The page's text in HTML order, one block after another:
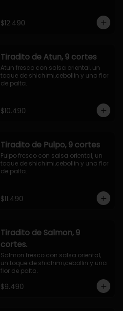
$12.490
Tiradito de Atun, 9 cortes
Atun fresco con salsa oriental, un
toque de shichimi,cebollin y una flor
de palta.
$10.490
Tiradito de Pulpo, 9 cortes
Pulpo fresco con salsa oriental, un
toque de shichimi,cebollin y una flor
de palta.
$11.490
Tiradito de Salmon, 9
cortes.
Salmon fresco con salsa oriental,
un toque de shichimi,cebollin y una
flor de palta.
$9.490